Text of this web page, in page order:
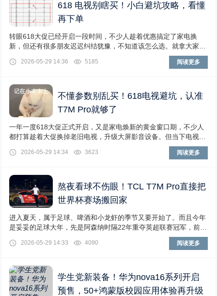
618 电视别瞎买！小白避坑攻略，看懂
再下单
转眼618大促已经开启一段时间，不少人趁着优惠搞定了家电换
新，但还有很多朋友迟迟纠结犹豫，不知道该怎么选。就拿大家刚
2026-05-29 14:36 5185 阅读更多
不懂参数别乱买！618电视避坑，认准
T7M Pro就够了
一年一度618大促正式开启，又是家电焕新的黄金窗口期，不少人
都打算趁着大促换掉老旧电视，升级大屏影音设备。但当下电视市
2026-05-29 14:34 3623 阅读更多
熬夜看球不伤眼！TCL T7M Pro直接把
世界杯赛场搬回家
进入夏天，属于足球、啤酒和小龙虾的季节又要开始了。而且今年
是妥妥的足球大年，先是阿森纳时隔22年重夺英超联赛冠军，前两
2026-05-29 14:33 4090 阅读更多
学生党新装备！华为nova16系列开启
预售，50+鸿蒙版校园应用体验再升级